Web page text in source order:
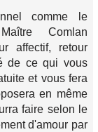
comme le
Comlan
affectif, retour
de ce qui vous
et vous fera
en même
faire selon le
d'amour par